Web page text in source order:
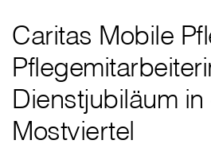
Caritas Mobile
Dienstjubiläum
Mostviertel